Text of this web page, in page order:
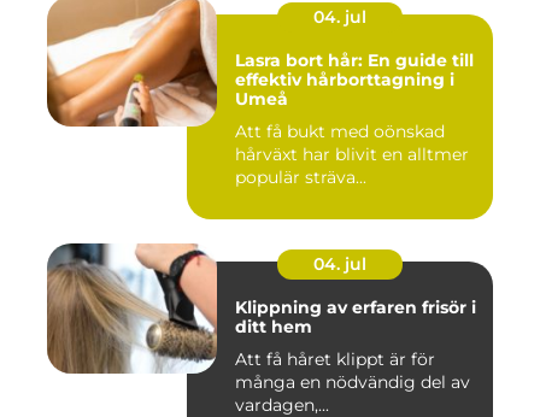
04. jul
Lasra bort hår: En guide till
effektiv hårborttagning i
Umeå
Att få bukt med oönskad
hårväxt har blivit en alltmer
populär sträva...
04. jul
Klippning av erfaren frisör i
ditt hem
Att få håret klippt är för
många en nödvändig del av
vardagen,...